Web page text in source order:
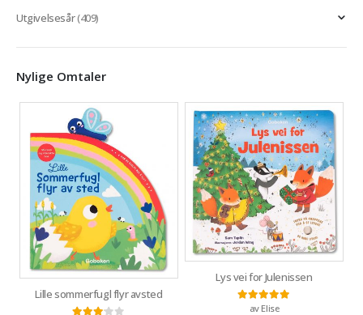
Utgivelsesår(409)
Nylige Omtaler
Lille sommerfugl flyr avsted
Lys vei for Julenissen
Vurdert5
av Elise